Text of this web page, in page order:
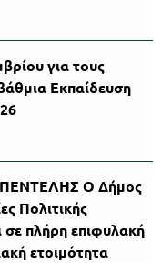
για τους
Εκπαίδευση
Ο Δήμος
Πολιτικής
σε πλήρη επιφυλακή
ετοιμότητα